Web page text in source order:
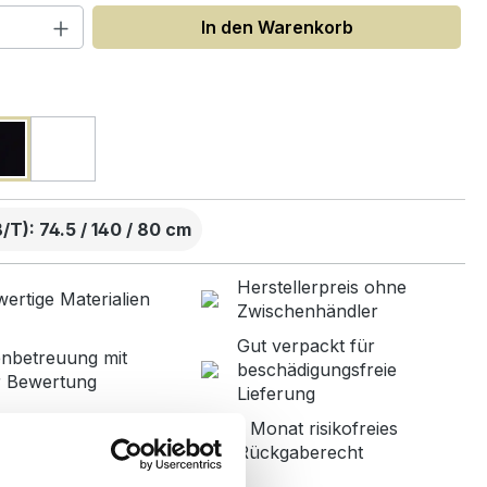
Anzahl: Gib den gewünschten Wert
In den Warenkorb
T): 74.5 / 140 / 80 cm
Materialien
Herstellerpreis ohne
Zwischenhändler
mit
Bewertung
Gut verpackt für
beschädigungsfreie
Lieferung
in Germany
1 Monat risikofreies
Rückgaberecht